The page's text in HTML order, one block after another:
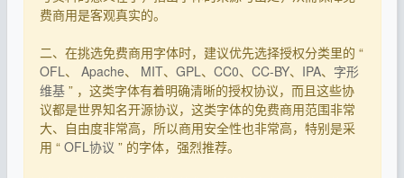
费商用是客观真实的。
二、在挑选免费商用字体时，建议优先选择授权分类里的 “
OFL 、 Apache、 MIT、 GPL 、 CC0、 CC-BY、 IPA、 字形
维基 ” ，这类字体有着明确清晰的授权协议，而且这些协
议都是世界知名开源协议，这类字体的免费商用范围非常
大、自由度非常高，所以商用安全性也非常高，特别是采
用 “ OFL协议 ” 的字体，强烈推荐。